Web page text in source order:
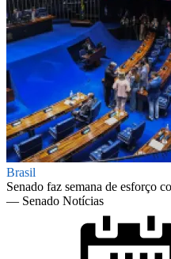
Brasil
Senado faz semana de esforço
— Senado Notícias